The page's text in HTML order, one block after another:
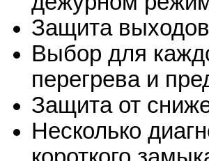
Защита выходов
Выбор для
перегрева и
Защита от
Несколько